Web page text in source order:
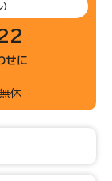
)
せに
休